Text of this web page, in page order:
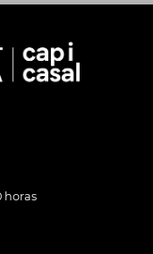
horas